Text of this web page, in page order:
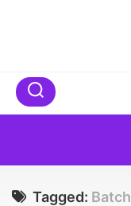
Tagged: Batch